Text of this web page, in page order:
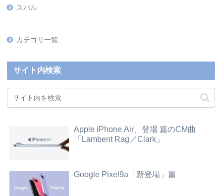
スバル
カテゴリ一覧
サイト内検索
Apple iPhone Air、登場 篇のCM曲
「Lambent Rag／Clark」
Google Pixel9a「新登場」篇